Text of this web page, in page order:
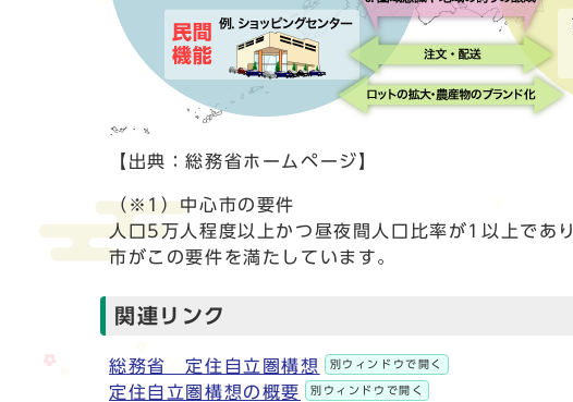
【出典：総務省ホームページ】
（※1）中心市の要件
人口5万人程度以上かつ昼夜間人口比率が1以上で
市がこの要件を満たしています。
関連リンク
総務省 定住自立圏構想 別ウィンドウで開く
定住自立圏構想の概要 別ウィンドウで開く